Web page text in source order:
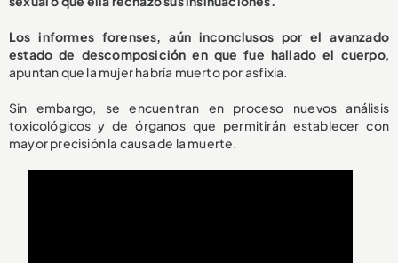
Los informes forenses, aún inconclusos por el avanzado
estado de descomposición en que fue hallado el cuerpo,
apuntan que la mujer habría muerto por asfixia.
Sin embargo, se encuentran en proceso nuevos análisis
toxicológicos y de órganos que permitirán establecer con
mayor precisión la causa de la muerte.